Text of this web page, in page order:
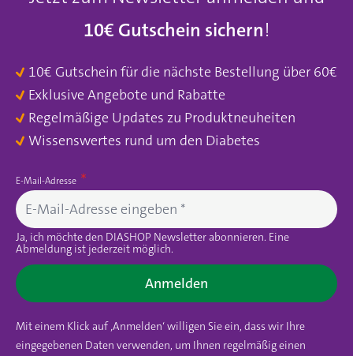
10€ Gutschein sichern!
10€ Gutschein für die nächste Bestellung über 60€
Exklusive Angebote und Rabatte
Regelmäßige Updates zu Produktneuheiten
Wissenswertes rund um den Diabetes
E-Mail-Adresse
Ja, ich möchte den DIASHOP Newsletter abonnieren. Eine
Abmeldung ist jederzeit möglich.
Anmelden
Mit einem Klick auf ‚Anmelden‘ willigen Sie ein, dass wir Ihre
eingegebenen Daten verwenden, um Ihnen regelmäßig einen